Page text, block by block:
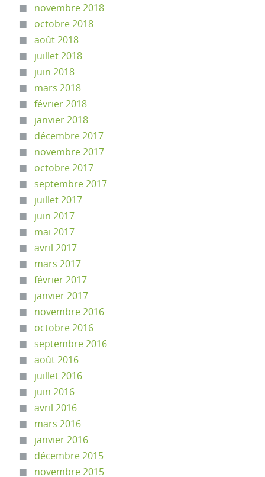
novembre 2018
octobre 2018
août 2018
juillet 2018
juin 2018
mars 2018
février 2018
janvier 2018
décembre 2017
novembre 2017
octobre 2017
septembre 2017
juillet 2017
juin 2017
mai 2017
avril 2017
mars 2017
février 2017
janvier 2017
novembre 2016
octobre 2016
septembre 2016
août 2016
juillet 2016
juin 2016
avril 2016
mars 2016
janvier 2016
décembre 2015
novembre 2015